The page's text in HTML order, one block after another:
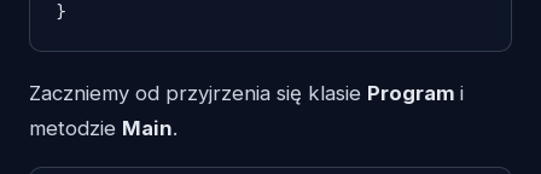
}
Zaczniemy od przyjrzenia się klasie Program i
metodzie Main.